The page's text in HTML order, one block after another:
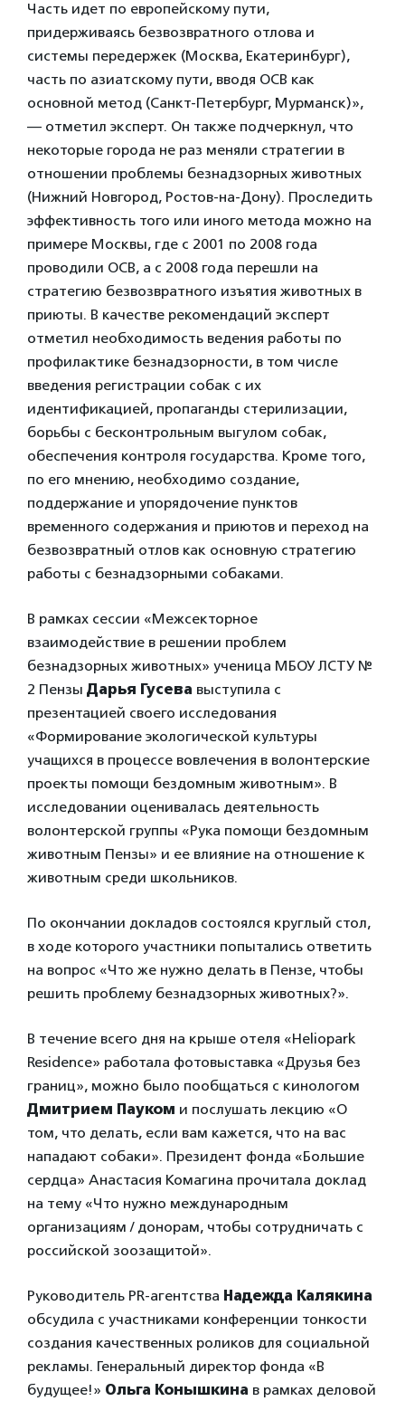
Часть идет по европейскому пути,
придерживаясь безвозвратного отлова и
системы передержек (Москва, Екатеринбург),
часть по азиатскому пути, вводя ОСВ как
основной метод (Санкт-Петербург, Мурманск)»,
— отметил эксперт. Он также подчеркнул, что
некоторые города не раз меняли стратегии в
отношении проблемы безнадзорных животных
(Нижний Новгород, Ростов-на-Дону). Проследить
эффективность того или иного метода можно на
примере Москвы, где с 2001 по 2008 года
проводили ОСВ, а с 2008 года перешли на
стратегию безвозвратного изъятия животных в
приюты. В качестве рекомендаций эксперт
отметил необходимость ведения работы по
профилактике безнадзорности, в том числе
введения регистрации собак с их
идентификацией, пропаганды стерилизации,
борьбы с бесконтрольным выгулом собак,
обеспечения контроля государства. Кроме того,
по его мнению, необходимо создание,
поддержание и упорядочение пунктов
временного содержания и приютов и переход на
безвозвратный отлов как основную стратегию
работы с безнадзорными собаками.
В рамках сессии «Межсекторное
взаимодействие в решении проблем
безнадзорных животных» ученица МБОУ ЛСТУ №
2 Пензы Дарья Гусева выступила с
презентацией своего исследования
«Формирование экологической культуры
учащихся в процессе вовлечения в волонтерские
проекты помощи бездомным животным». В
исследовании оценивалась деятельность
волонтерской группы «Рука помощи бездомным
животным Пензы» и ее влияние на отношение к
животным среди школьников.
По окончании докладов состоялся круглый стол,
в ходе которого участники попытались ответить
на вопрос «Что же нужно делать в Пензе, чтобы
решить проблему безнадзорных животных?».
В течение всего дня на крыше отеля «Heliopark
Residence» работала фотовыставка «Друзья без
границ», можно было пообщаться с кинологом
Дмитрием Пауком и послушать лекцию «О
том, что делать, если вам кажется, что на вас
нападают собаки». Президент фонда «Большие
сердца» Анастасия Комагина прочитала доклад
на тему «Что нужно международным
организациям / донорам, чтобы сотрудничать с
российской зоозащитой».
Руководитель PR-агентства Надежда Калякина
обсудила с участниками конференции тонкости
создания качественных роликов для социальной
рекламы. Генеральный директор фонда «В
будущее!» Ольга Конышкина в рамках деловой